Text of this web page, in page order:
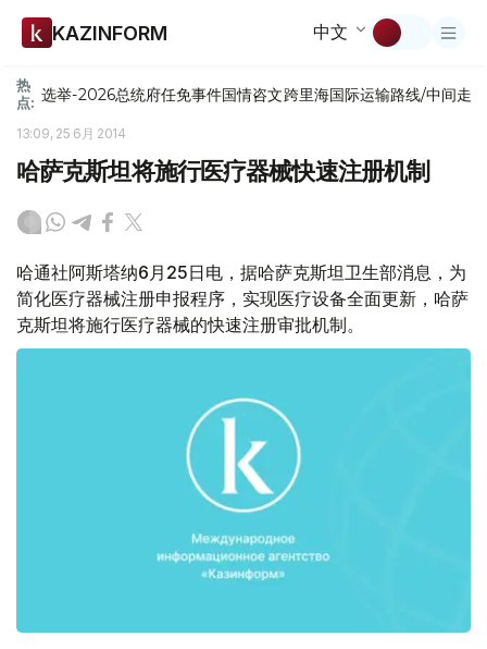
KAZINFORM 中文
热
点: 选举-2026总统府任免事件国情咨文跨里海国际运输路线/中间走廊
13:09, 25 6月 2014
哈萨克斯坦将施行医疗器械快速注册机制
哈通社阿斯塔纳6月25日电，据哈萨克斯坦卫生部消息，为
简化医疗器械注册申报程序，实现医疗设备全面更新，哈萨
克斯坦将施行医疗器械的快速注册审批机制。